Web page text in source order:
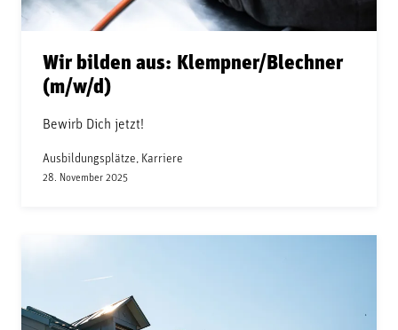
Wir bilden aus: Klempner/Blechner
(m/w/d)
Bewirb Dich jetzt!
Ausbildungsplätze, Karriere
28. November 2025